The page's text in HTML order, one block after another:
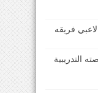
فريقه
التدريبية